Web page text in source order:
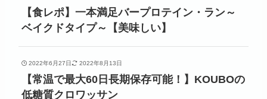
【食レポ】一本満足バープロテイン・ラン～
ベイクドタイプ～【美味しい】
2022年6月27日 2022年8月13日
【常温で最大60日長期保存可能！】KOUBOの
低糖質クロワッサン